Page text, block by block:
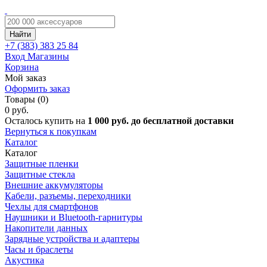
Найти
+7 (383) 383 25 84
Вход Магазины
Корзина
Мой заказ
Оформить заказ
Товары (0)
0 руб.
Осталось купить на 1 000 руб. до бесплатной доставки
Вернуться к покупкам
Каталог
Каталог
Защитные пленки
Защитные стекла
Внешние аккумуляторы
Кабели, разъемы, переходники
Чехлы для смартфонов
Наушники и Bluetooth-гарнитуры
Накопители данных
Зарядные устройства и адаптеры
Часы и браслеты
Акустика